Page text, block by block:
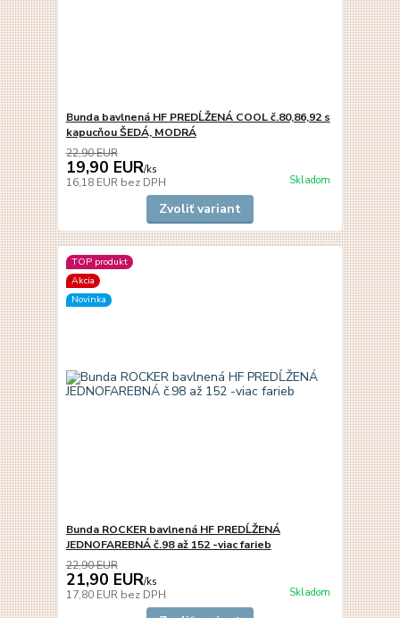
Bunda bavlnená HF PREDĹŽENÁ COOL č.80,86,92 s
kapucňou ŠEDÁ, MODRÁ
22,90 EUR
19,90 EUR/ks
16,18 EUR bez DPH Skladom
Zvoliť variant
TOP produkt
Akcia
Novinka
Bunda ROCKER bavlnená HF PREDĹŽENÁ
JEDNOFAREBNÁ č.98 až 152 -viac farieb
22,90 EUR
21,90 EUR/ks
17,80 EUR bez DPH Skladom